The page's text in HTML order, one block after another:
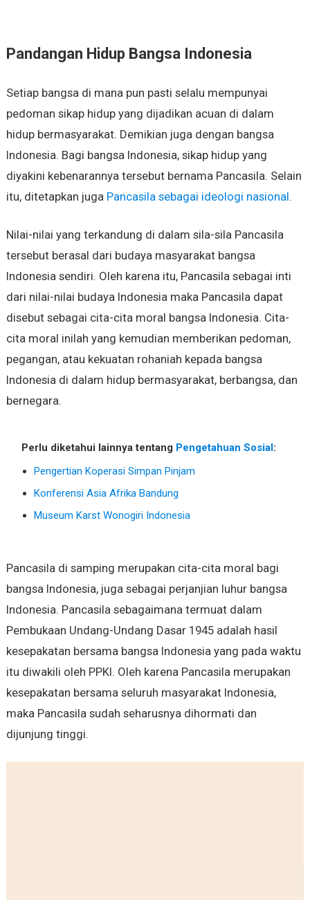
Pandangan Hidup Bangsa Indonesia
Setiap bangsa di mana pun pasti selalu mempunyai
pedoman sikap hidup yang dijadikan acuan di dalam
hidup bermasyarakat. Demikian juga dengan bangsa
Indonesia. Bagi bangsa Indonesia, sikap hidup yang
diyakini kebenarannya tersebut bernama Pancasila. Selain
itu, ditetapkan juga Pancasila sebagai ideologi nasional.
Nilai-nilai yang terkandung di dalam sila-sila Pancasila
tersebut berasal dari budaya masyarakat bangsa
Indonesia sendiri. Oleh karena itu, Pancasila sebagai inti
dari nilai-nilai budaya Indonesia maka Pancasila dapat
disebut sebagai cita-cita moral bangsa Indonesia. Cita-
cita moral inilah yang kemudian memberikan pedoman,
pegangan, atau kekuatan rohaniah kepada bangsa
Indonesia di dalam hidup bermasyarakat, berbangsa, dan
bernegara.
Perlu diketahui lainnya tentang Pengetahuan Sosial:
Pengertian Koperasi Simpan Pinjam
Konferensi Asia Afrika Bandung
Museum Karst Wonogiri Indonesia
Pancasila di samping merupakan cita-cita moral bagi
bangsa Indonesia, juga sebagai perjanjian luhur bangsa
Indonesia. Pancasila sebagaimana termuat dalam
Pembukaan Undang-Undang Dasar 1945 adalah hasil
kesepakatan bersama bangsa Indonesia yang pada waktu
itu diwakili oleh PPKI. Oleh karena Pancasila merupakan
kesepakatan bersama seluruh masyarakat Indonesia,
maka Pancasila sudah seharusnya dihormati dan
dijunjung tinggi.